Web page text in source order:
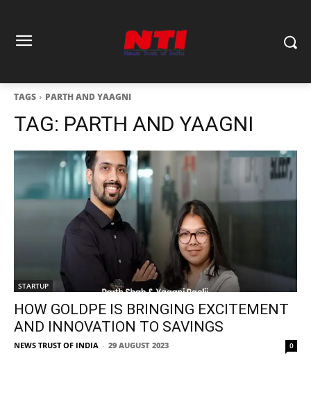
TAGS PARTH AND YAAGNI
TAG: PARTH AND YAAGNI
STARTUP
HOW GOLDPE IS BRINGING EXCITEMENT
AND INNOVATION TO SAVINGS
NEWS TRUST OF INDIA - 29 AUGUST 2023 0